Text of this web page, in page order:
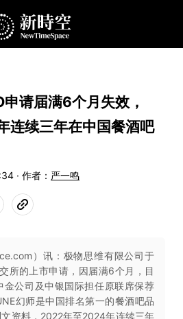
请届满6个月失效，
续三年在中国餐酒吧
· 作者： 严一鸣
）讯：极物思维有限公司于
所的上市申请，因届满6个月，目
金公司及中银国际担任原联席保荐
幻师是中国排名第一的餐酒吧品
资料，2022年至2024年连续三年